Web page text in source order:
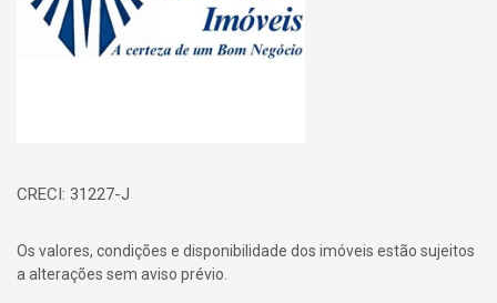
CRECI: 31227-J
Os valores, condições e disponibilidade dos imóveis estão sujeitos
a alterações sem aviso prévio.